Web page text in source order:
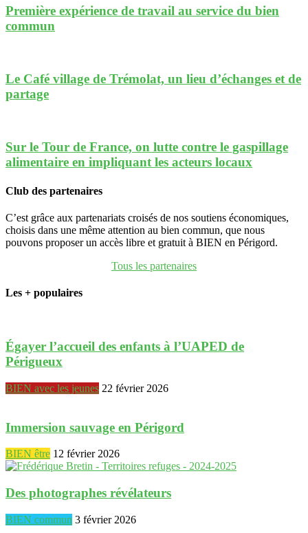
Première expérience de travail au service du bien
commun
Le Café village de Trémolat, un lieu d’échanges et de
partage
Sur le Tour de France, on lutte contre le gaspillage
alimentaire en impliquant les acteurs locaux
Club des partenaires
C’est grâce aux partenariats croisés de nos soutiens économiques,
choisis dans une même attention au bien commun, que nous
pouvons proposer un accès libre et gratuit à BIEN en Périgord.
Tous les partenaires
Les + populaires
Égayer l’accueil des enfants à l’UAPED de
Périgueux
BIEN avec les jeunes 22 février 2026
Immersion sauvage en Périgord
BIEN être 12 février 2026
Des photographes révélateurs
BIEN commun 3 février 2026